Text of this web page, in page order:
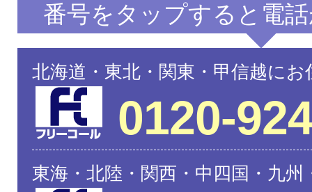
番号をタップすると電
北海道・東北・関東・甲信越に
0120-
東海・北陸・関西・中四国・九